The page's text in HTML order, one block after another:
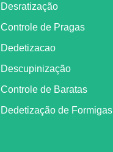
Desratização
Controle de Pragas
Dedetizacao
Descupinização
Controle de Baratas
Dedetização de Formigas